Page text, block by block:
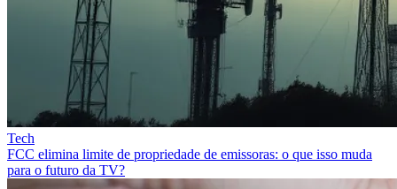
Tech
FCC elimina limite de propriedade de emissoras: o que isso muda
para o futuro da TV?